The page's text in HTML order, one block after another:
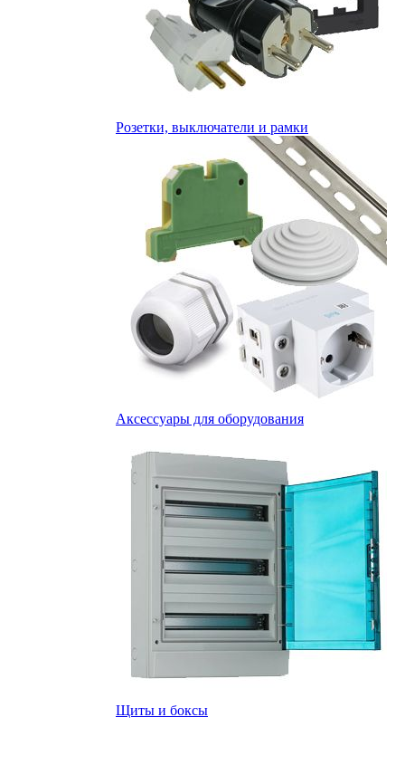
Розетки, выключатели и рамки
Аксессуары для оборудования
Щиты и боксы